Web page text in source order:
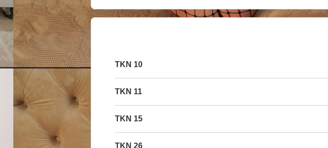
10 TKN
11 TKN
15 TKN
26 TKN